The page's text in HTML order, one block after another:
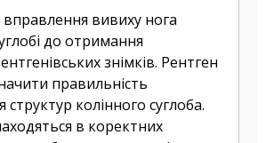
вправлення вивиху нога
до отримання
знімків. Рентген
правильність
колінного суглоба.
в коректних